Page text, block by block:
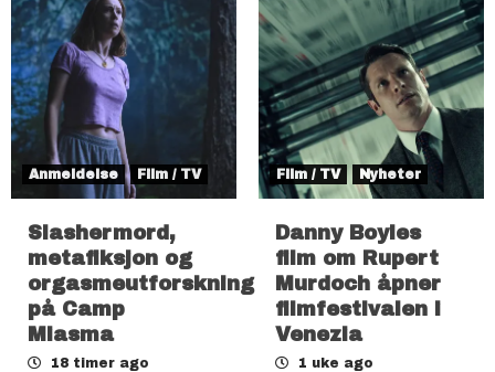
Anmeldelse Film / TV
Slashermord,
metafiksjon og
orgasmeutforskning
på Camp
Miasma
18 timer ago
Film / TV Nyheter
Danny Boyles
film om Rupert
Murdoch åpner
filmfestivalen i
Venezia
1 uke ago